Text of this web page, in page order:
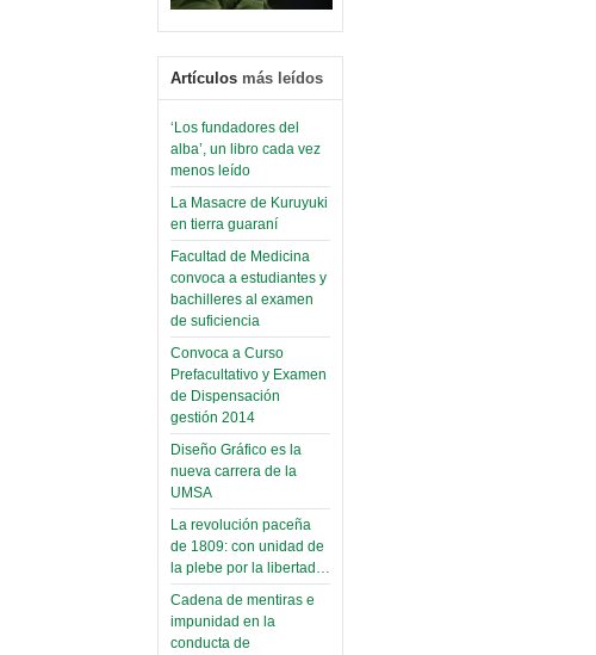
Artículos más leídos
‘Los fundadores del
alba’, un libro cada vez
menos leído
La Masacre de Kuruyuki
en tierra guaraní
Facultad de Medicina
convoca a estudiantes y
bachilleres al examen
de suficiencia
Convoca a Curso
Prefacultativo y Examen
de Dispensación
gestión 2014
Diseño Gráfico es la
nueva carrera de la
UMSA
La revolución paceña
de 1809: con unidad de
la plebe por la libertad…
Cadena de mentiras e
impunidad en la
conducta de